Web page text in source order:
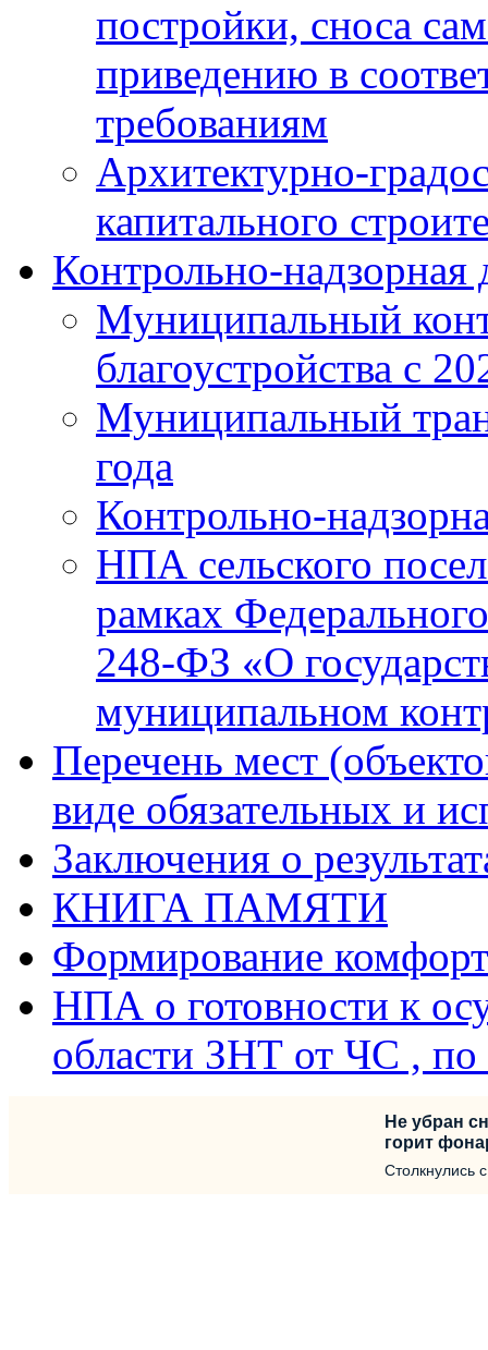
постройки, сноса
приведению в
требованиям
Архитектурно-
капитального
Контрольно-надзорная
Муниципальный
благоустройства с
Муниципальный
года
Контрольно-
НПА сельского
рамках
248-ФЗ «О
муниципальном
Перечень мест
виде обязательных и
Заключения о
КНИГА ПАМЯТИ
Формирование
НПА о готовности к
области ЗНТ от ЧС ,
Не убран
горит
Столкнулись